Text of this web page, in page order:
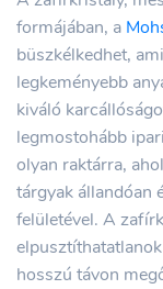
formájában, a
büszkélkedhet,
legkeményebb
kiváló
legmostohább
olyan raktárra,
tárgyak állandóan
felületével. A
hosszú távon